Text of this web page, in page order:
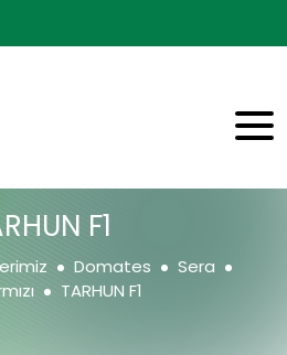
F1
Domates
Sera
TARHUN F1